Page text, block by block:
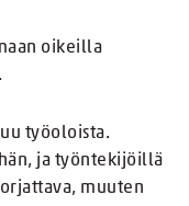
oikeilla
työoloista.
ja työntekijöillä
muuten